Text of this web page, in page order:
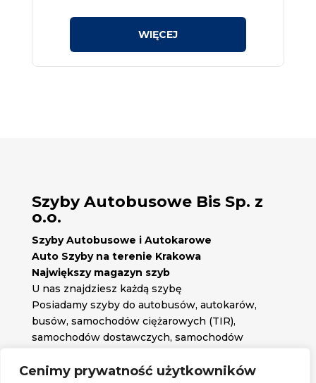
Cenimy prywatność użytkowników
Szyby Autobusowe Bis Sp. z
o.o.
Szyby Autobusowe i Autokarowe
Auto Szyby na terenie Krakowa
Największy magazyn szyb
U nas znajdziesz każdą szybę
Posiadamy szyby do autobusów, autokarów,
busów, samochodów ciężarowych (TIR),
samochodów dostawczych, samochodów
potrzebujesz.